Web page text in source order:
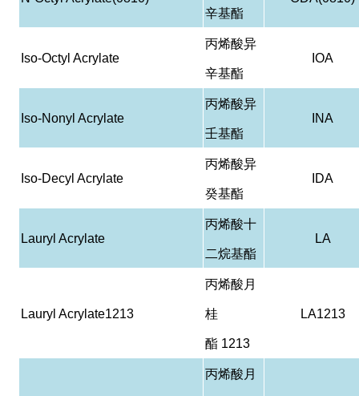
辛基酯
Iso-Octyl Acrylate
丙烯酸异
辛基酯
IOA
Iso-Nonyl Acrylate
丙烯酸异
壬基酯
INA
Iso-Decyl Acrylate
丙烯酸异
癸基酯
IDA
Lauryl Acrylate
丙烯酸十
二烷基酯
LA
Lauryl Acrylate1213
丙烯酸月
桂
酯1213
LA1213
丙烯酸月